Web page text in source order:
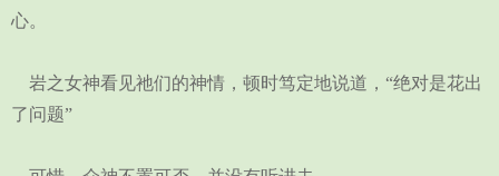
心。
岩之女神看见祂们的神情，顿时笃定地说道，“绝对是花出
了问题”